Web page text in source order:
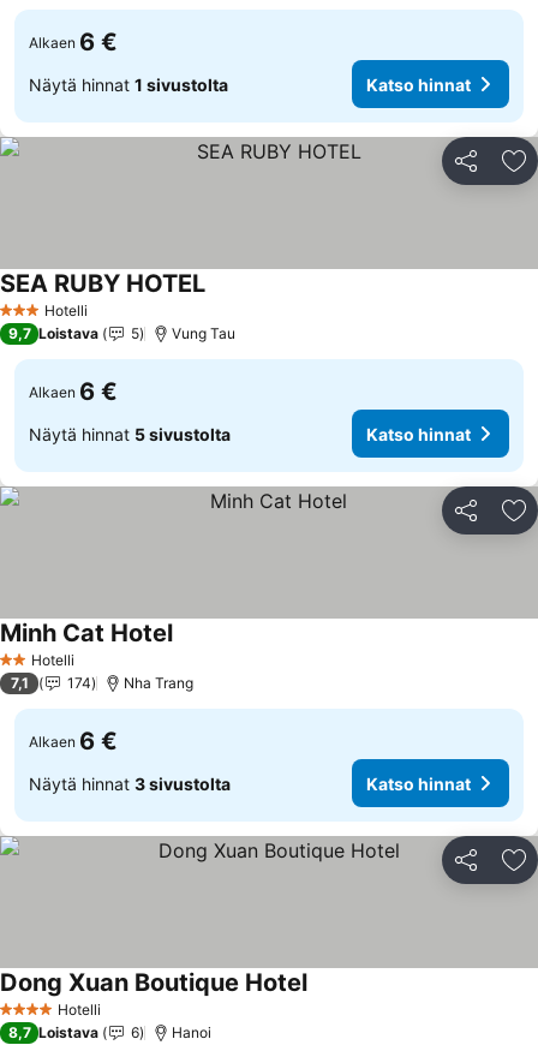
Alkaen 6 €
Näytä hinnat 1 sivustolta Katso hinnat
Jaa
3 Tähtiluokitus
Hotelli
SEA RUBY HOTEL
9,7 Loistava 5 Vung Tau
Alkaen 6 €
Näytä hinnat 5 sivustolta Katso hinnat
Jaa
2 Tähtiluokitus
Hotelli
Minh Cat Hotel
7,1 174 Nha Trang
Alkaen 6 €
Näytä hinnat 3 sivustolta Katso hinnat
Jaa
4 Tähtiluokitus
Hotelli
Dong Xuan Boutique Hotel
8,7 Loistava 6 Hanoi